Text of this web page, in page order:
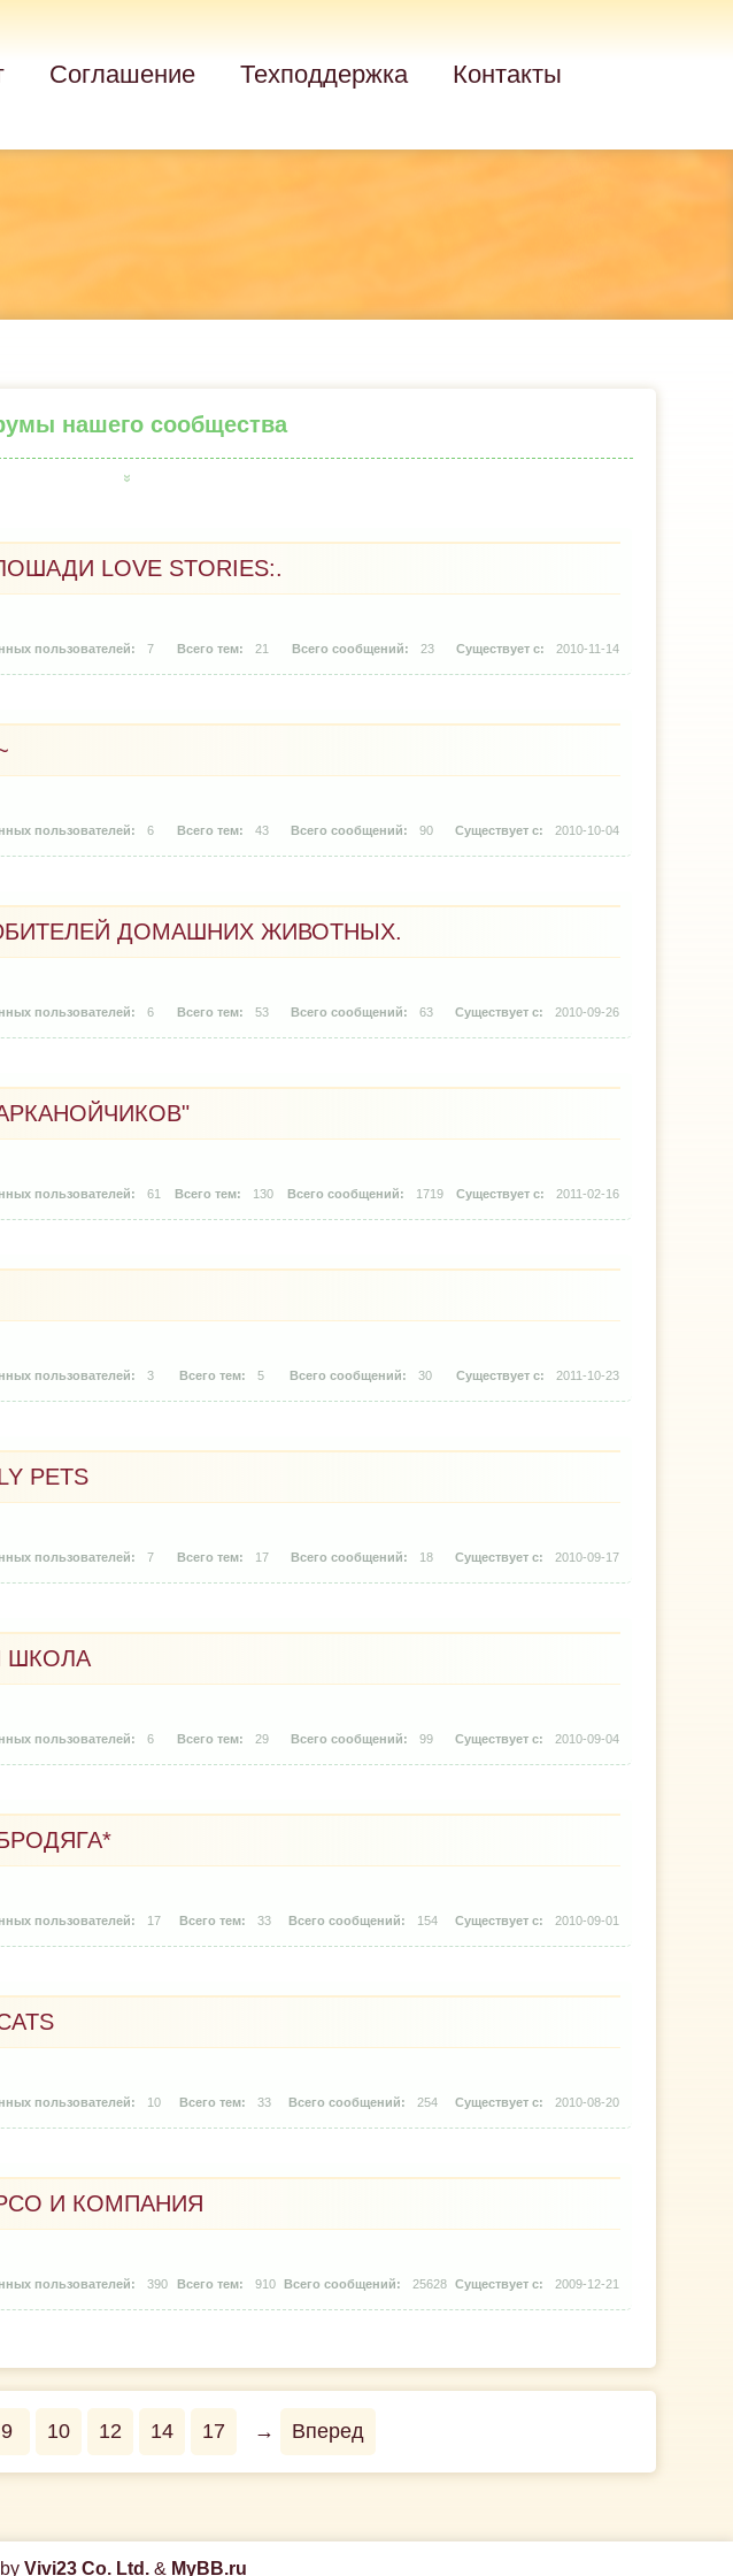
Соглашение Техподдержка Контакты
нашего сообщества
LОVE STORIES:.
7 21 23 2010-11-14
6 43 90 2010-10-04
ДОМАШНИХ ЖИВОТНЫХ.
6 53 63 2010-09-26
61 130 1719 2011-02-16
3 5 30 2011-10-23
PETS
7 17 18 2010-09-17
ШКОЛА
6 29 99 2010-09-04
17 33 154 2010-09-01
10 33 254 2010-08-20
И КОМПАНИЯ
390 910 25628 2009-12-21
9 10 12 14 17 → Вперед
Vivi23 Co. Ltd.& MyBB.ru